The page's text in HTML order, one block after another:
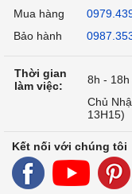
Mua hàng
Bảo hành
Thời gian
làm việc:
8h -
Chủ
13H15)
Kết nối với chúng tôi